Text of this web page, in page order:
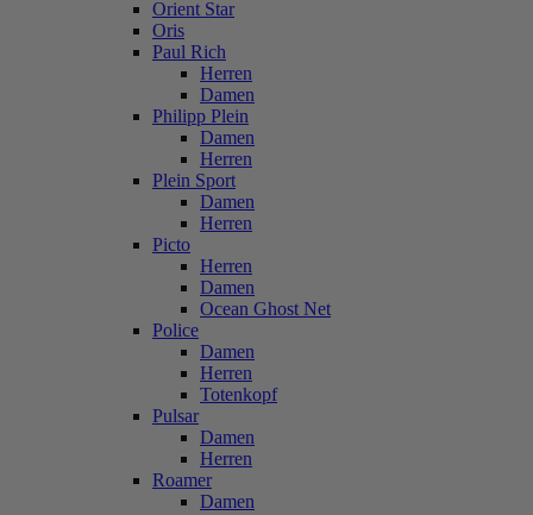
Orient Star
Oris
Paul Rich
Herren
Damen
Philipp Plein
Damen
Herren
Plein Sport
Damen
Herren
Picto
Herren
Damen
Ocean Ghost Net
Police
Damen
Herren
Totenkopf
Pulsar
Damen
Herren
Roamer
Damen